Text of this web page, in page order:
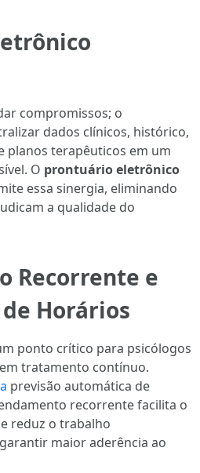
compromissos; o
dados clínicos, histórico,
planos terapêuticos em um
O prontuário eletrônico
essa sinergia, eliminando
a qualidade do
Recorrente e
Horários
ponto crítico para psicólogos
tratamento contínuo.
previsão automática de
recorrente facilita o
reduz o trabalho
maior aderência ao